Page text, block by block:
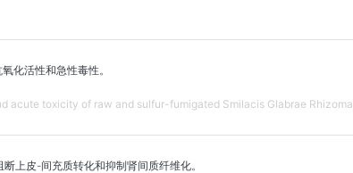
化活性和急性毒性。
acute toxicity of raw and sulfur-fumigated Smilacis Glabrae Rhizoma.
上皮-间充质转化和抑制肾间质纤维化。